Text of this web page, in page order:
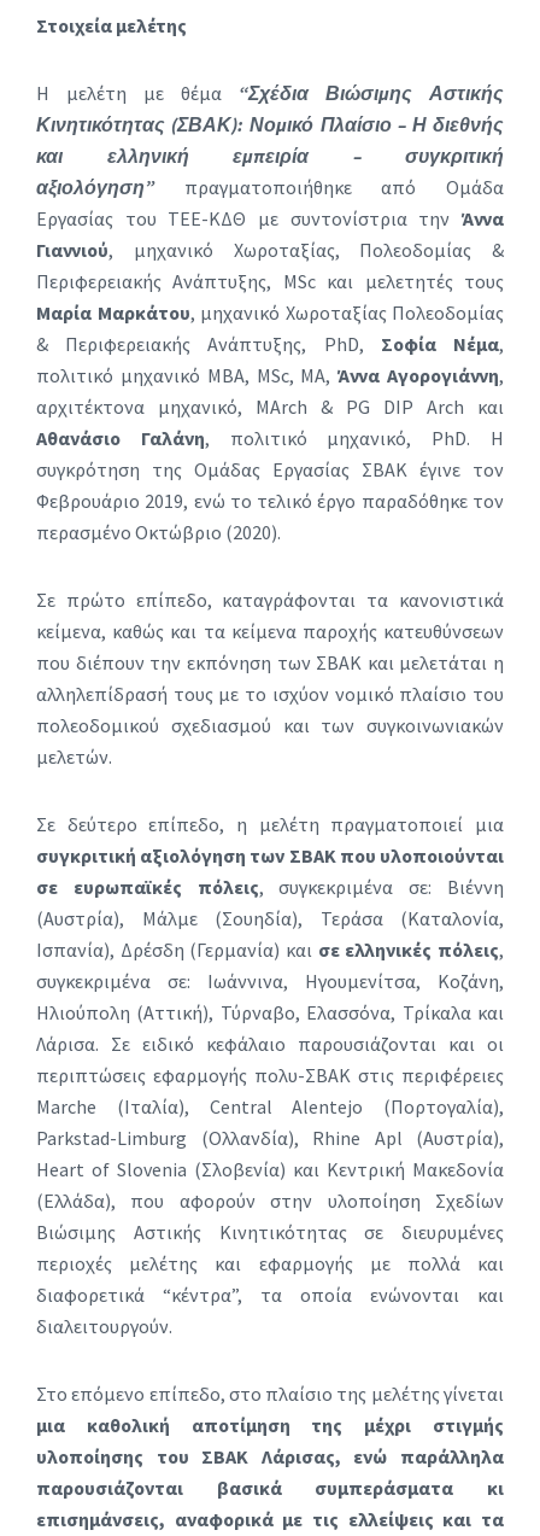
Στοιχεία μελέτης
Η μελέτη με θέμα “Σχέδια Βιώσιμης Αστικής
Κινητικότητας (ΣΒΑΚ): Νομικό Πλαίσιο – Η διεθνής
και ελληνική εμπειρία – συγκριτική
αξιολόγηση”πραγματοποιήθηκε από Ομάδα
Εργασίας του ΤΕΕ-ΚΔΘ με συντονίστρια την Άννα
Γιαννιού, μηχανικό Χωροταξίας, Πολεοδομίας &
Περιφερειακής Ανάπτυξης, MSc και μελετητές τους
Μαρία Μαρκάτου, μηχανικό Χωροταξίας Πολεοδομίας
& Περιφερειακής Ανάπτυξης, PhD, Σοφία Νέμα,
πολιτικό μηχανικό MBA, MSc, MA,Άννα Αγορογιάννη,
αρχιτέκτονα μηχανικό, MArch & PG DIP Arch και
Αθανάσιο Γαλάνη, πολιτικό μηχανικό, PhD. Η
συγκρότηση της Ομάδας Εργασίας ΣΒΑΚ έγινε τον
Φεβρουάριο 2019, ενώ το τελικό έργο παραδόθηκε τον
περασμένο Οκτώβριο (2020).
Σε πρώτο επίπεδο, καταγράφονται τα κανονιστικά
κείμενα, καθώς και τα κείμενα παροχής κατευθύνσεων
που διέπουν την εκπόνηση των ΣΒΑΚ και μελετάται η
αλληλεπίδρασή τους με το ισχύον νομικό πλαίσιο του
πολεοδομικού σχεδιασμού και των συγκοινωνιακών
μελετών.
Σε δεύτερο επίπεδο, η μελέτη πραγματοποιεί μια
συγκριτική αξιολόγηση των ΣΒΑΚ που υλοποιούνται
σε ευρωπαϊκές πόλεις, συγκεκριμένα σε: Βιέννη
(Αυστρία), Μάλμε (Σουηδία), Τεράσα (Καταλονία,
Ισπανία), Δρέσδη (Γερμανία) και σε ελληνικές πόλεις,
συγκεκριμένα σε: Ιωάννινα, Ηγουμενίτσα, Κοζάνη,
Ηλιούπολη (Αττική), Τύρναβο, Ελασσόνα, Τρίκαλα και
Λάρισα. Σε ειδικό κεφάλαιο παρουσιάζονται και οι
περιπτώσεις εφαρμογής πολυ-ΣΒΑΚ στις περιφέρειες
Marche (Ιταλία), Central Alentejo (Πορτογαλία),
Parkstad-Limburg (Ολλανδία), Rhine Apl (Αυστρία),
Heart of Slovenia (Σλοβενία) και Κεντρική Μακεδονία
(Ελλάδα), που αφορούν στην υλοποίηση Σχεδίων
Βιώσιμης Αστικής Κινητικότητας σε διευρυμένες
περιοχές μελέτης και εφαρμογής με πολλά και
διαφορετικά “κέντρα”, τα οποία ενώνονται και
διαλειτουργούν.
Στο επόμενο επίπεδο, στο πλαίσιο της μελέτης γίνεται
μια καθολική αποτίμηση της μέχρι στιγμής
υλοποίησης του ΣΒΑΚ Λάρισας, ενώ παράλληλα
παρουσιάζονται βασικά συμπεράσματα κι
επισημάνσεις, αναφορικά με τις ελλείψεις και τα